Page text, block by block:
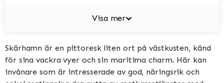
Visa mer
Skärhamn är en pittoresk liten ort på västkusten, känd
för sina vackra vyer och sin maritima charm. Här kan
invånare som är intresserade av god, näringsrik och